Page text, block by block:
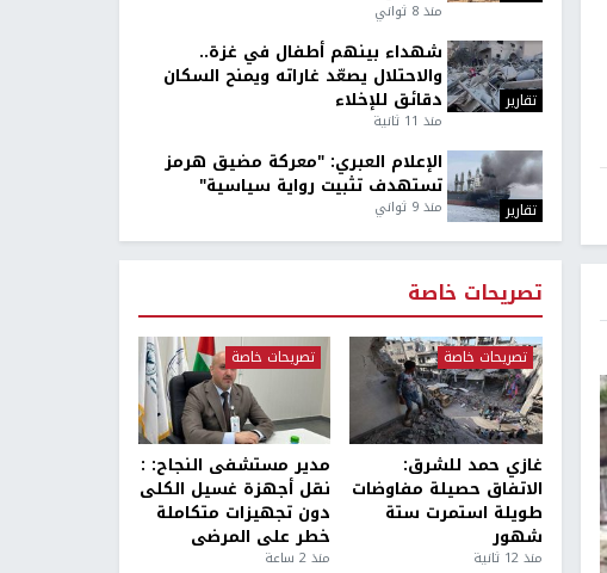
منذ 8 ثواني
تقارير
شهداء بينهم أطفال في غزة..
والاحتلال يصعّد غاراته ويمنح السكان
دقائق للإخلاء
منذ 11 ثانية
تقارير
الإعلام العبري: "معركة مضيق هرمز
تستهدف تثبيت رواية سياسية"
منذ 9 ثواني
تصريحات خاصة
تصريحات خاصة
غازي حمد للشرق:
الاتفاق حصيلة مفاوضات
طويلة استمرت ستة
شهور
منذ 12 ثانية
تصريحات خاصة
مدير مستشفى النجاح: :
نقل أجهزة غسيل الكلى
دون تجهيزات متكاملة
خطر على المرضى
منذ 2 ساعة